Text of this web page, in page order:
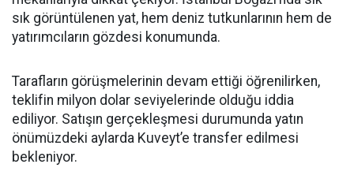
sık görüntülenen yat, hem deniz tutkunlarının hem de
yatırımcıların gözdesi konumunda.
Tarafların görüşmelerinin devam ettiği öğrenilirken,
teklifin milyon dolar seviyelerinde olduğu iddia
ediliyor. Satışın gerçekleşmesi durumunda yatın
önümüzdeki aylarda Kuveyt’e transfer edilmesi
bekleniyor.